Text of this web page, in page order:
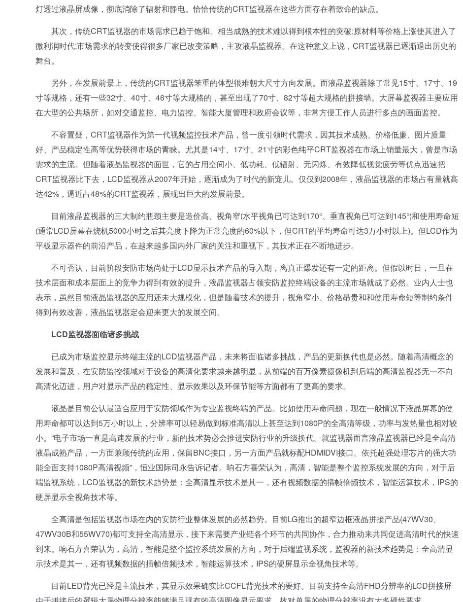
灯透过液晶屏成像，彻底消除了辐射和静电。恰恰传统的CRT监视器在这些方面存在着致命的缺点。
其次，传统CRT监视器的市场需求已趋于饱和。相当成熟的技术难以得到根本性的突破;原材料等价格上涨使其进入了
微利润时代;市场需求的转变使得很多厂家已改变策略，主攻液晶监视器。在这种意义上说，CRT监视器已逐渐退出历史的
舞台。
另外，在发展前景上，传统的CRT监视器笨重的体型很难朝大尺寸方向发展。而液晶监视器除了常见15寸、17寸、19
寸等规格，还有一些32寸、40寸、46寸等大规格的，甚至出现了70寸、82寸等超大规格的拼接墙。大屏幕监视器主要应用
在大型的公共场所，如对交通监控、电力监控、智能大厦管理和政府会议等，非常方便工作人员进行多点的画面监控。
不容置疑，CRT监视器作为第一代视频监控技术产品，曾一度引领时代需求，因其技术成熟、价格低廉、图片质量
好、产品稳定性高等优势获得市场的青睐。尤其是14寸、17寸、21寸的彩色纯平CRT监视器在市场上销量最大，曾是市场
需求的主流。但随着液晶监视器的面世，它的占用空间小、低功耗、低辐射、无闪烁、有效降低视觉疲劳等优点迅速把
CRT监视器比下去，LCD监视器从2007年开始，逐渐成为了时代的新宠儿。仅仅到2008年，液晶监视器的市场占有量就高
达42%，逼近占48%的CRT监视器，展现出巨大的发展前景。
目前液晶监视器的三大制约瓶颈主要是造价高、视角窄(水平视角已可达到170°、垂直视角已可达到145°)和使用寿命短
(通常LCD屏幕在烧机5000小时之后其亮度下降为正常亮度的60%以下，但CRT的平均寿命可达3万小时以上)。但LCD作为
平板显示器件的前沿产品，在越来越多国内外厂家的关注和重视下，其技术正在不断地进步。
不可否认，目前阶段安防市场尚处于LCD显示技术产品的导入期，离真正爆发还有一定的距离。但假以时日，一旦在
技术层面和成本层面上的竞争力得到有效的提升，液晶监视器占领安防监控终端设备的主流市场就成了必然。业内人士也
表示，虽然目前液晶监视器的应用还未大规模化，但是随着技术的提升，视角窄小、价格昂贵和和使用寿命短等制约条件
得到有效改善，液晶监视器定会迎来更大的发展空间。
LCD监视器面临诸多挑战
已成为市场监控显示终端主流的LCD监视器产品，未来将面临诸多挑战，产品的更新换代也是必然。随着高清概念的
发展和普及，在安防监控领域对于设备的高清化要求越来越明显，从前端的百万像素摄像机到后端的高清监视器无一不向
高清化迈进，用户对显示产品的稳定性、显示效果以及环保节能等方面都有了更高的要求。
液晶是目前公认最适合应用于安防领域作为专业监视终端的产品。比如使用寿命问题，现在一般情况下液晶屏幕的使
用寿命都可以达到5万小时以上，分辨率可以轻易做到标准高清以上甚至达到1080P的全高清等级，功率与发热量也相对较
小。“电子市场一直是高速发展的行业，新的技术势必会推进安防行业的升级换代。就监视器而言液晶监视器已经是全高清
液晶成熟产品，一方面兼顾传统的应用，保留BNC接口，另一方面产品就标配HDMIDVI接口。依托超强处理芯片的强大功
能全面支持1080P高清视频”，恒业国际司永告诉记者。响石方喜荣认为，高清，智能是整个监控系统发展的方向，对于后
端监视系统，LCD监视器的新技术趋势是：全高清显示技术是其一，还有视频数据的插帧倍频技术，智能运算技术，IPS的
硬屏显示全视角技术等。
全高清是包括监视器市场在内的安防行业整体发展的必然趋势。目前LG推出的超窄边框液晶拼接产品(47WV30、
47WV30B和55WV70)都可支持全高清显示，接下来需要产业链各个环节的共同协作，合力推动来共同促进高清时代的快速
到来。响石方喜荣认为，高清，智能是整个监控系统发展的方向，对于后端监视系统，监视器的新技术趋势是：全高清显
示技术是其一，还有视频数据的插帧倍频技术，智能运算技术，IPS的硬屏显示全视角技术等。
目前LED背光已经是主流技术，其显示效果确实比CCFL背光技术的要好。目前支持全高清FHD分辨率的LCD拼接屏